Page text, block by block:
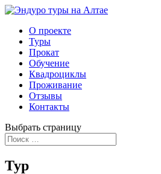
О проекте
Туры
Прокат
Обучение
Квадроциклы
Проживание
Отзывы
Контакты
Выбрать страницу
Тур